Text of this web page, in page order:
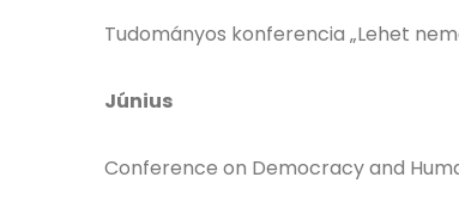
Tudományos konferencia „Lehet
Június
Conference on Democracy and